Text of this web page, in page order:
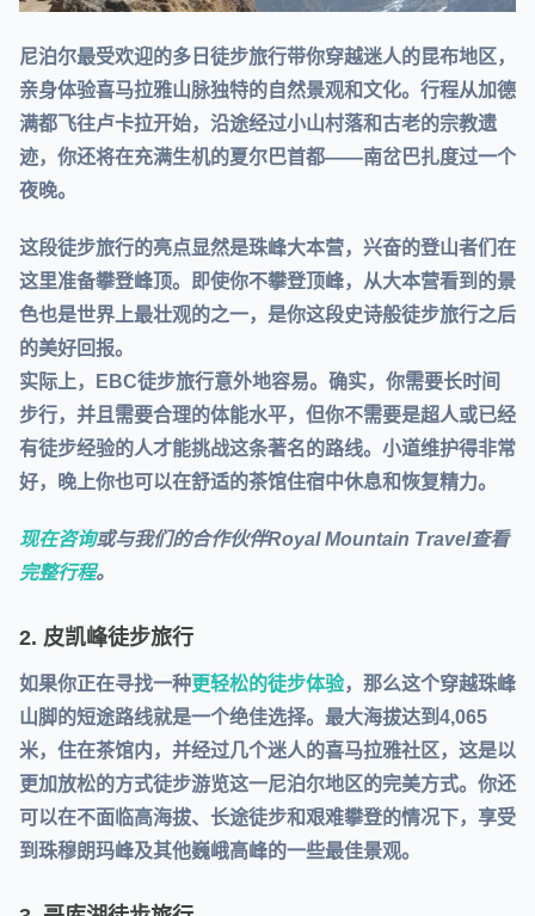
尼泊尔最受欢迎的多日徒步旅行带你穿越迷人的昆布地区，
亲身体验喜马拉雅山脉独特的自然景观和文化。行程从加德
满都飞往卢卡拉开始，沿途经过小山村落和古老的宗教遗
迹，你还将在充满生机的夏尔巴首都——南岔巴扎度过一个
夜晚。
这段徒步旅行的亮点显然是珠峰大本营，兴奋的登山者们在
这里准备攀登峰顶。即使你不攀登顶峰，从大本营看到的景
色也是世界上最壮观的之一，是你这段史诗般徒步旅行之后
的美好回报。
实际上，EBC徒步旅行意外地容易。确实，你需要长时间
步行，并且需要合理的体能水平，但你不需要是超人或已经
有徒步经验的人才能挑战这条著名的路线。小道维护得非常
好，晚上你也可以在舒适的茶馆住宿中休息和恢复精力。
现在咨询或与我们的合作伙伴Royal Mountain Travel查看
完整行程。
2. 皮凯峰徒步旅行
如果你正在寻找一种更轻松的徒步体验，那么这个穿越珠峰
山脚的短途路线就是一个绝佳选择。最大海拔达到4,065
米，住在茶馆内，并经过几个迷人的喜马拉雅社区，这是以
更加放松的方式徒步游览这一尼泊尔地区的完美方式。你还
可以在不面临高海拔、长途徒步和艰难攀登的情况下，享受
到珠穆朗玛峰及其他巍峨高峰的一些最佳景观。